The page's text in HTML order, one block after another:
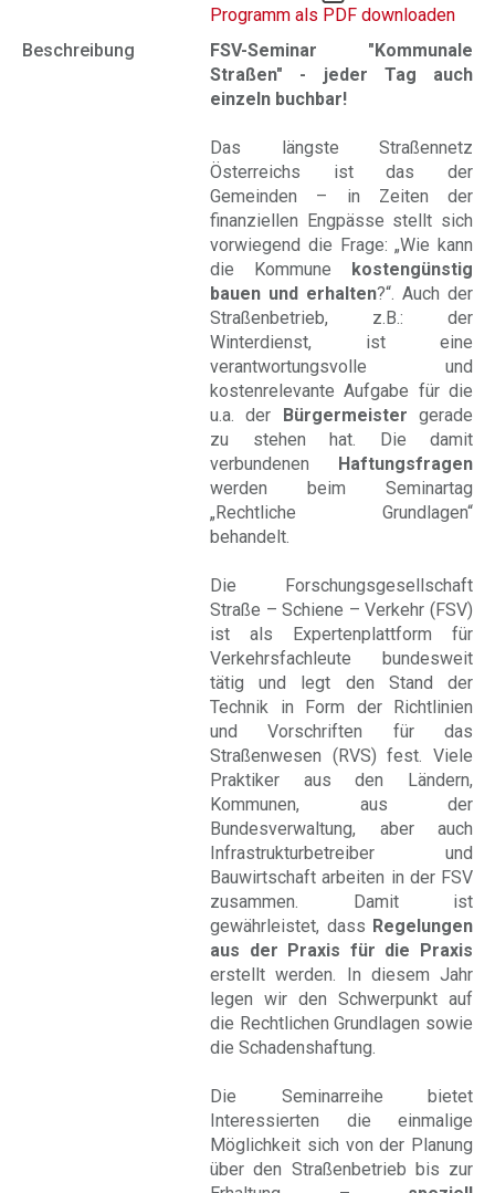
Programm als PDF downloaden
Beschreibung
FSV-Seminar "Kommunale
Straßen" - jeder Tag auch
einzeln buchbar!
Das längste Straßennetz
Österreichs ist das der
Gemeinden – in Zeiten der
finanziellen Engpässe stellt sich
vorwiegend die Frage: „Wie kann
die Kommune kostengünstig
bauen und erhalten?“. Auch der
Straßenbetrieb, z.B.: der
Winterdienst, ist eine
verantwortungsvolle und
kostenrelevante Aufgabe für die
u.a. der Bürgermeistergerade
zu stehen hat. Die damit
verbundenen Haftungsfragen
werden beim Seminartag
„Rechtliche Grundlagen“
behandelt.
Die Forschungsgesellschaft
Straße – Schiene – Verkehr (FSV)
ist als Expertenplattform für
Verkehrsfachleute bundesweit
tätig und legt den Stand der
Technik in Form der Richtlinien
und Vorschriften für das
Straßenwesen (RVS) fest. Viele
Praktiker aus den Ländern,
Kommunen, aus der
Bundesverwaltung, aber auch
Infrastrukturbetreiber und
Bauwirtschaft arbeiten in der FSV
zusammen. Damit ist
gewährleistet, dass Regelungen
aus der Praxis für die Praxis
erstellt werden. In diesem Jahr
legen wir den Schwerpunkt auf
die Rechtlichen Grundlagen sowie
die Schadenshaftung.
Die Seminarreihe bietet
Interessierten die einmalige
Möglichkeit sich von der Planung
über den Straßenbetrieb bis zur